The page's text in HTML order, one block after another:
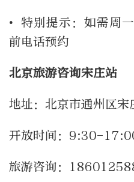
• 特别提示：如需周
前电话预约
北京旅游咨询宋庄站
地址：北京市通州区
开放时间：9:30-
旅游咨询：